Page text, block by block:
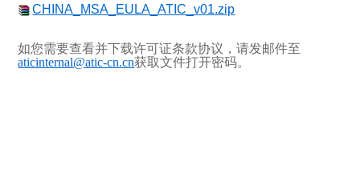
CHINA_MSA_EULA_ATIC_v01.zip
如您需要查看并下载许可证条款协议，请发邮件至
aticinternal@atic-cn.cn获取文件打开密码。